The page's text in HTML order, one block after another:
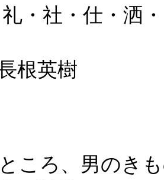
社・仕・洒・
根英樹
ころ、男のき